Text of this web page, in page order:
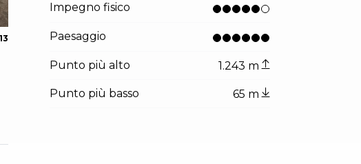
Piazza III Novembre a Riva del Garda
aria.slide_indicator.of
13
Impegno fisico
Paesaggio
Punto più alto 1.243 m
Punto più basso 65 m